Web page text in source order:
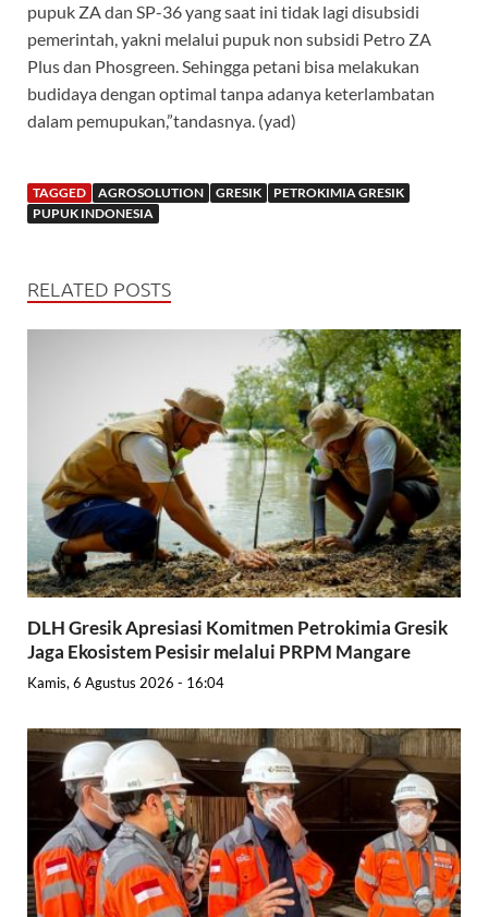
pupuk ZA dan SP-36 yang saat ini tidak lagi disubsidi
pemerintah, yakni melalui pupuk non subsidi Petro ZA
Plus dan Phosgreen. Sehingga petani bisa melakukan
budidaya dengan optimal tanpa adanya keterlambatan
dalam pemupukan,”tandasnya. (yad)
TAGGED AGROSOLUTION GRESIK
PETROKIMIA GRESIK
PUPUK INDONESIA
RELATED POSTS
DLH Gresik Apresiasi Komitmen Petrokimia Gresik
Jaga Ekosistem Pesisir melalui PRPM Mangare
Kamis, 6 Agustus 2026 - 16:04